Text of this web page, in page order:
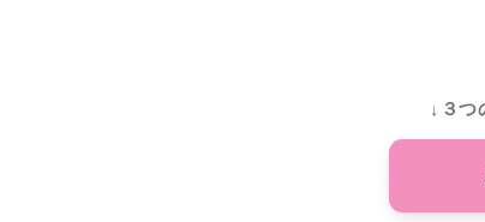
↓３つ